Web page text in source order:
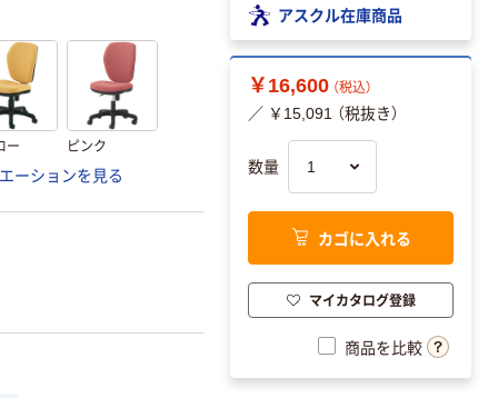
ー ピンク
ーションを見る
アスクル在庫商品
￥16,600 （税込）
／ ￥15,091 （税抜き）
数量
カゴに入れる
マイカタログ登録
商品を比較